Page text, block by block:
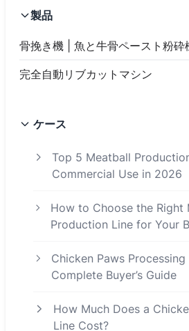
製品
骨挽き機 | 魚と牛骨ペースト粉砕
完全自動リブカットマシン
ケース
Top 5 Meatball
Commercial Use in 2026
How to Choose the Right
Production Line for Your
Chicken Paws
Complete Buyer’s Guide
How Much Does a
Line Cost?